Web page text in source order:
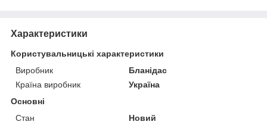
Характеристики
Користувальницькі характеристики
Виробник
Бланідас
Країна виробник
Україна
Основні
Стан
Новий